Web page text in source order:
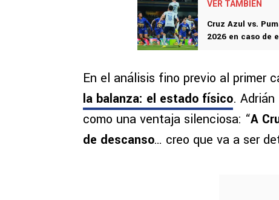
VER TAMBIÉN
Cruz Azul vs.
2026 en caso de
En el análisis fino previo al primer
la balanza: el estado físico.
como una ventaja silenciosa: “A
de descanso… creo que va a ser